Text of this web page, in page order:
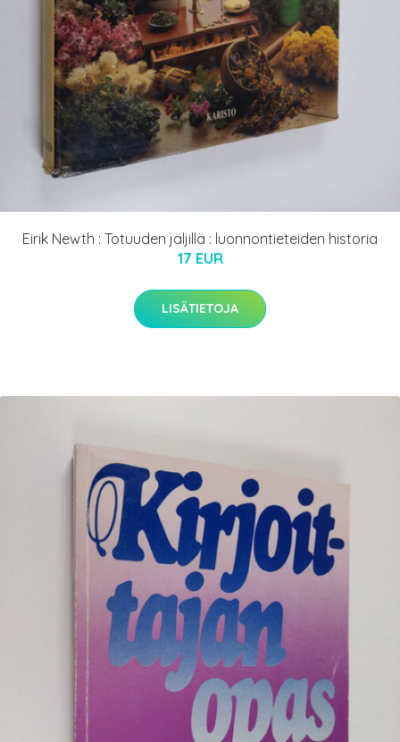
Eirik Newth : Totuuden jäljillä : luonnontieteiden historia
17 EUR
LISÄTIETOJA